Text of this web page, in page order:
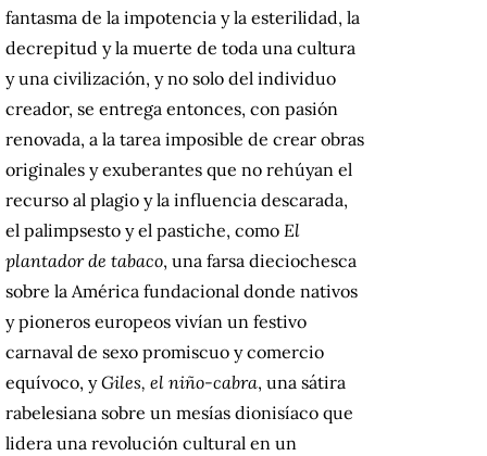
fantasma de la impotencia y la esterilidad, la
decrepitud y la muerte de toda una cultura
y una civilización, y no solo del individuo
creador, se entrega entonces, con pasión
renovada, a la tarea imposible de crear obras
originales y exuberantes que no rehúyan el
recurso al plagio y la influencia descarada,
el palimpsesto y el pastiche, como El
plantador de tabaco, una farsa dieciochesca
sobre la América fundacional donde nativos
y pioneros europeos vivían un festivo
carnaval de sexo promiscuo y comercio
equívoco, yGiles, el niño-cabra, una sátira
rabelesiana sobre un mesías dionisíaco que
lidera una revolución cultural en un